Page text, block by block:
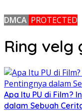
DMCA PROTECTED
Ring velg
Apa Itu PU di Film?
dalam Sebuah